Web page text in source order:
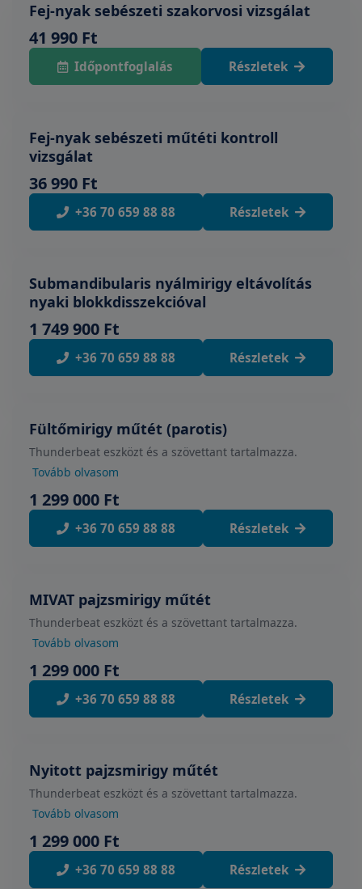
Fej-nyak sebészeti szakorvosi vizsgálat
41 990 Ft
Időpontfoglalás Részletek
Fej-nyak sebészeti műtéti kontroll
vizsgálat
36 990 Ft
+36 70 659 88 88 Részletek
Submandibularis nyálmirigy eltávolítás
nyaki blokkdisszekcióval
1 749 900 Ft
+36 70 659 88 88 Részletek
Fültőmirigy műtét (parotis)
Thunderbeat eszközt és a szövettant tartalmazza.
Tovább olvasom
1 299 000 Ft
+36 70 659 88 88 Részletek
MIVAT pajzsmirigy műtét
Thunderbeat eszközt és a szövettant tartalmazza.
Tovább olvasom
1 299 000 Ft
+36 70 659 88 88 Részletek
Nyitott pajzsmirigy műtét
Thunderbeat eszközt és a szövettant tartalmazza.
Tovább olvasom
1 299 000 Ft
+36 70 659 88 88 Részletek